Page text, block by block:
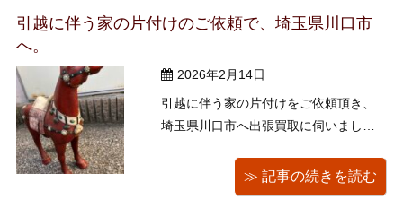
引越に伴う家の片付けのご依頼で、埼玉県川口市
へ。
2026年2月14日
引越に伴う家の片付けをご依頼頂き、
埼玉県川口市へ出張買取に伺いまし
で、サーベル・階級章・懐中時計・軍
関連のお写真をお譲りいただきまし
≫ 記事の続きを読む